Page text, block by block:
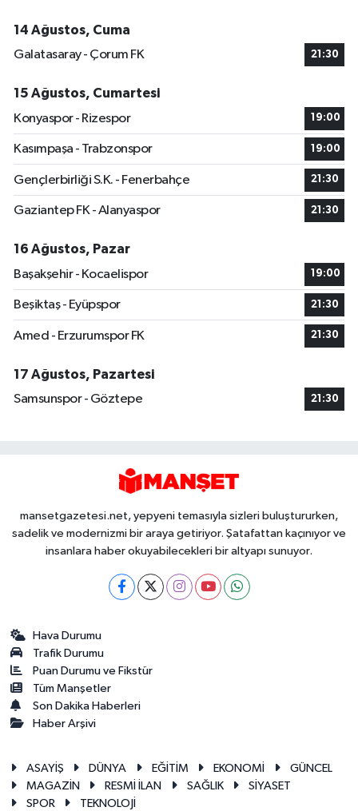
14 Ağustos, Cuma
Galatasaray - Çorum FK
21:30
15 Ağustos, Cumartesi
Konyaspor - Rizespor
19:00
Kasımpaşa - Trabzonspor 19:00
Gençlerbirliği S.K. - Fenerbahçe 21:30
Gaziantep FK - Alanyaspor 21:30
16 Ağustos, Pazar
Başakşehir - Kocaelispor
19:00
Beşiktaş - Eyüpspor 21:30
Amed - Erzurumspor FK 21:30
17 Ağustos, Pazartesi
Samsunspor - Göztepe
21:30
mansetgazetesi.net, yepyeni temasıyla sizleri buluştururken,
sadelik ve modernizmi bir araya getiriyor. Şatafattan kaçınıyor ve
insanlara haber okuyabilecekleri bir altyapı sunuyor.
Hava Durumu
Trafik Durumu
Puan Durumu ve Fikstür
Tüm Manşetler
Son Dakika Haberleri
Haber Arşivi
ASAYİŞ DÜNYA EĞİTİM EKONOMİ
GÜNCEL
MAGAZİN
RESMİ İLAN SAĞLIK
SİYASET
SPOR
TEKNOLOJİ